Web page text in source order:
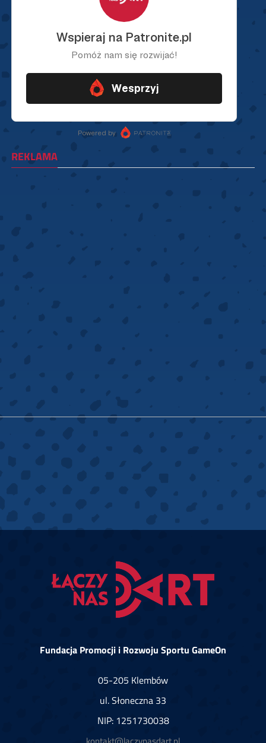
REKLAMA
Fundacja Promocji i Rozwoju Sportu GameOn
05-205 Klembów
ul. Słoneczna 33
NIP: 1251730038